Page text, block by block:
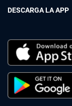
DESCARGA LA APP